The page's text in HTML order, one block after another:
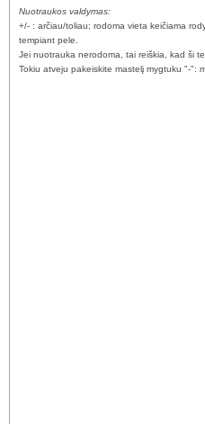
Nuotraukos valdymas:
+/- : arčiau/toliau; rodoma vieta keičiama
tempiant pele.
Jei nuotrauka nerodoma, tai reiškia, kad ši
Tokiu atveju pakeiskite mastelį mygtuku "-":